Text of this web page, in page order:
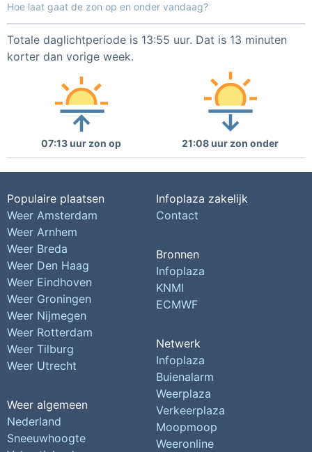
Hoe laat gaat de zon op en onder vandaag?
Totale daglichtperiode is 13:55 uur. Dat is 13 minuten
korter dan vorige week.
07:13 uur zon op 21:08 uur zon onder
Populaire plaatsen
Weer Amsterdam
Weer Arnhem
Weer Breda
Weer Den Haag
Weer Eindhoven
Weer Groningen
Weer Nijmegen
Weer Rotterdam
Weer Tilburg
Weer Utrecht
Weer algemeen
Nederland
Sneeuwhoogte
Infoplaza zakelijk
Contact
Bronnen
Infoplaza
KNMI
ECMWF
Netwerk
Infoplaza
Buienalarm
Weerplaza
Verkeerplaza
Moopmoop
Weeronline